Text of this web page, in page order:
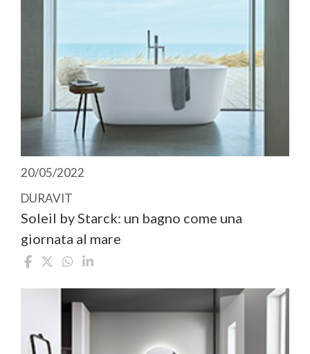
20/05/2022
DURAVIT
Soleil by Starck: un bagno come una
giornata al mare